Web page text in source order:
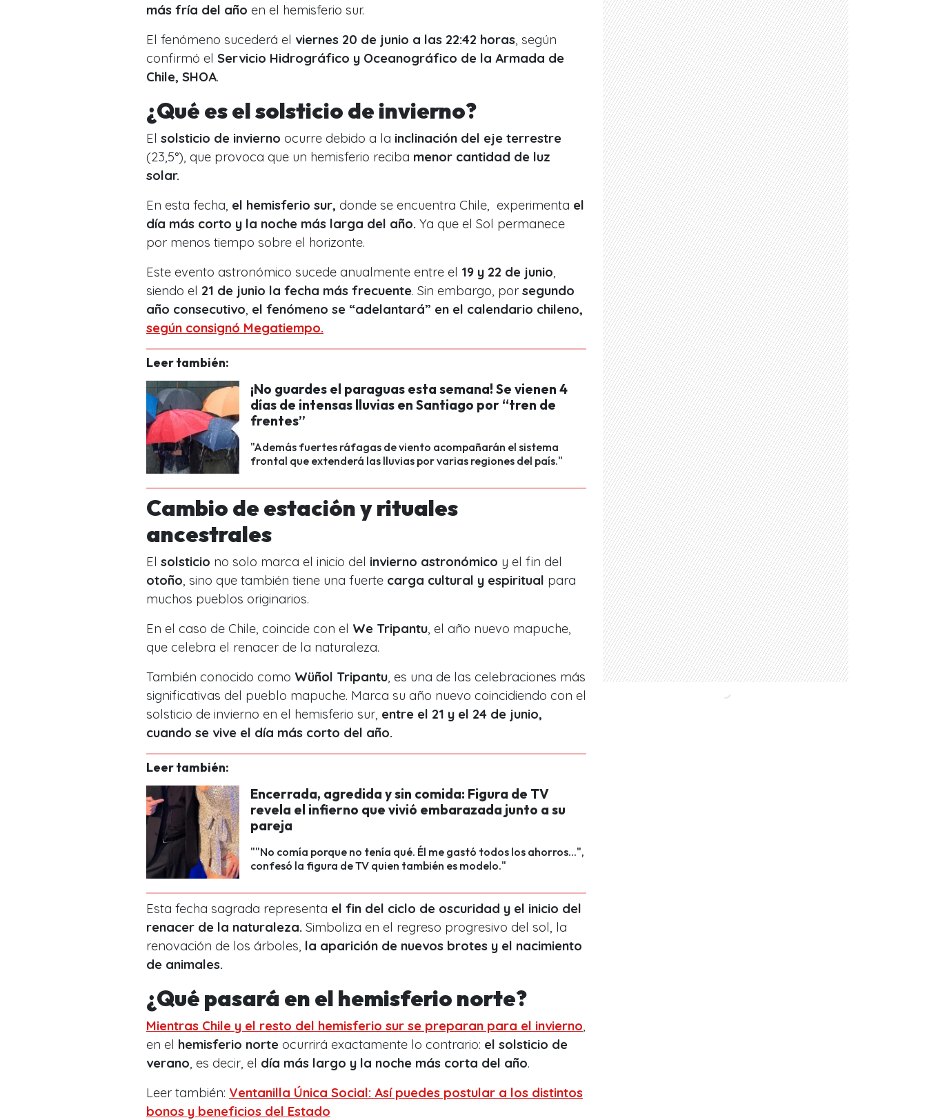
más fría del año en el hemisferio sur.
El fenómeno sucederá el viernes 20 de junio a las 22:42 horas , según
confirmó el Servicio Hidrográfico y Oceanográfico de la Armada de
Chile, SHOA.
¿Qué es el solsticio de invierno?
El solsticio de invierno ocurre debido a la inclinación del eje terrestre
(23,5°), que provoca que un hemisferio reciba menor cantidad de luz
solar.
En esta fecha, el hemisferio sur, donde se encuentra Chile, experimenta el
día más corto y la noche más larga del año. Ya que el Sol permanece
por menos tiempo sobre el horizonte.
Este evento astronómico sucede anualmente entre el 19 y 22 de junio
siendo el 21 de junio la fecha más frecuente. Sin embargo, por segundo
año consecutivo el fenómeno se “adelantará” en el calendario chileno,
según consignó Megatiempo.
Leer también:
¡No guardes el paraguas esta semana! Se vienen 4
días de intensas lluvias en Santiago por “tren de
frentes”
"Además fuertes ráfagas de viento acompañarán el sistema
frontal que extenderá las lluvias por varias regiones del país."
Cambio de estación y rituales
ancestrales
El solsticio no solo marca el inicio del invierno astronómico y el fin del
otoño , sino que también tiene una fuerte carga cultural y espiritual para
muchos pueblos originarios.
En el caso de Chile, coincide con el We Tripantu , el año nuevo mapuche,
que celebra el renacer de la naturaleza.
También conocido como Wüñol Tripantu , es una de las celebraciones más
significativas del pueblo mapuche. Marca su año nuevo coincidiendo con el
solsticio de invierno en el hemisferio sur, entre el 21 y el 24 de junio,
cuando se vive el día más corto del año.
Leer también:
Encerrada, agredida y sin comida: Figura de TV
revela el infierno que vivió embarazada junto a su
pareja
""No comía porque no tenía qué. Él me gastó todos los ahorros...",
confesó la figura de TV quien también es modelo."
Esta fecha sagrada representa el fin del ciclo de oscuridad y el inicio del
renacer de la naturaleza. Simboliza en el regreso progresivo del sol, la
renovación de los árboles, la aparición de nuevos brotes y el nacimiento
de animales.
¿Qué pasará en el hemisferio norte?
Mientras Chile y el resto del hemisferio sur se preparan para el invierno
en el hemisferio norte ocurrirá exactamente lo contrario: el solsticio de
verano , es decir, el día más largo y la noche más corta del año.
Leer también: Ventanilla Única Social: Así puedes postular a los distintos
bonos y beneficios del Estado